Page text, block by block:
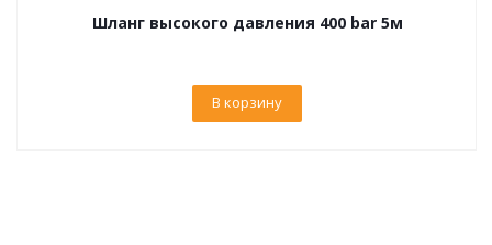
Шланг высокого давления 400 bar 5м
В корзину